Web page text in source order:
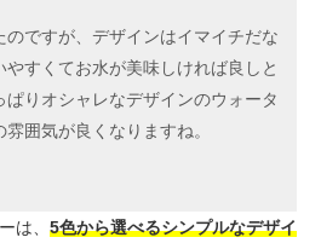
ですが、デザインはイマイチだな
すくてお水が美味しければ良しと
りオシャレなデザインのウォータ
囲気が良くなりますね。
は、 5色から選べるシンプルなデザイ